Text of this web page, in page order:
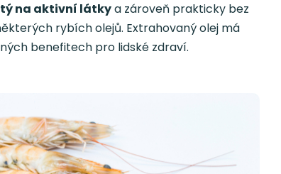
na aktivní látkya zároveň prakticky bez
rybích olejů. Extrahovaný olej má
benefitech pro lidské zdraví.